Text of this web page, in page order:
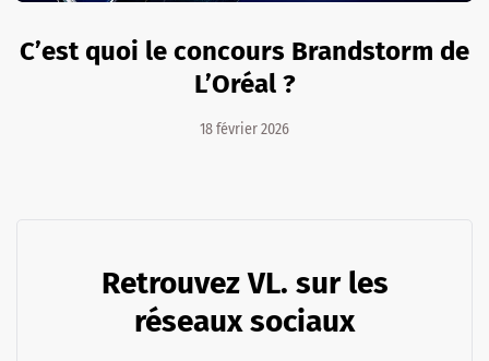
C’est quoi le concours Brandstorm de
L’Oréal ?
18 février 2026
Retrouvez VL. sur les
réseaux sociaux